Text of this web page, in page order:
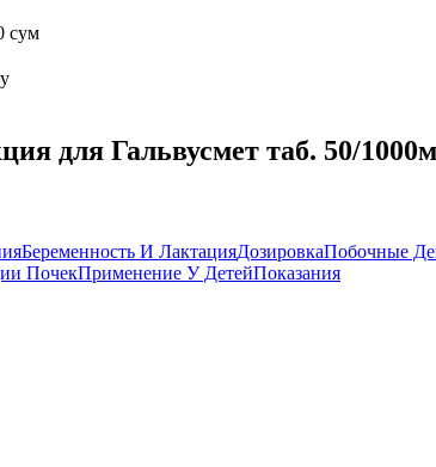
сум
для Гальвусмет таб. 50/
Беременность И ЛактацияДозировкаПобочные
ПочекПрименение У ДетейПоказания